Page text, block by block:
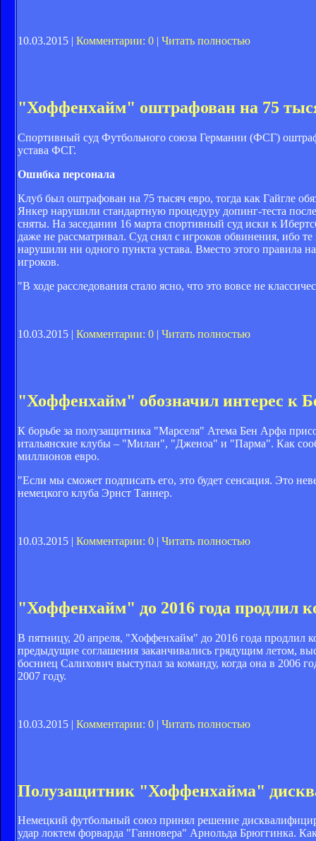
10.03.2015 | Комментарии: 0 | Читать полностью
"Хоффенхайм" оштрафован на 75
Спортивный суд Футбольного союза Германии (ФСГ)
устава ФСГ.
Ошибка персонала
Клуб был оштрафован на 75 тысяч евро, тогда как Гайгле
Янкер нарушили стандартную процедуру допинг-теста
сняты. На заседании 16 марта спортивный суд иски к
даже не рассматривал. Суд снял с игроков обвинения, ибо
нарушили ни одного пункта устава. Вместо этого правила
игроков.
"В ходе расследования стало ясно, что это вовсе не
10.03.2015 | Комментарии: 0 | Читать полностью
"Хоффенхайм" обозначил интерес к
К борьбе за полузащитника "Марселя" Атема Бен Арфа
итальянские клубы – "Милан", "Дженоа" и "Парма". Как
миллионов евро.
"Если мы сможет подписать его, это будет сенсация. Это
немецкого клуба Эрнст Таннер.
10.03.2015 | Комментарии: 0 | Читать полностью
"Хоффенхайм" до 2016 года продлил
В пятницу, 20 апреля, "Хоффенхайм" до 2016 года продлил
предыдущие соглашения заканчивались грядущим летом,
босниец Салихович выступал за команду, когда она в 2006
2007 году.
10.03.2015 | Комментарии: 0 | Читать полностью
Полузащитник "Хоффенхайма"
Немецкий футбольный союз принял решение
удар локтем форварда "Ганновера" Арнольда Брюггинка.